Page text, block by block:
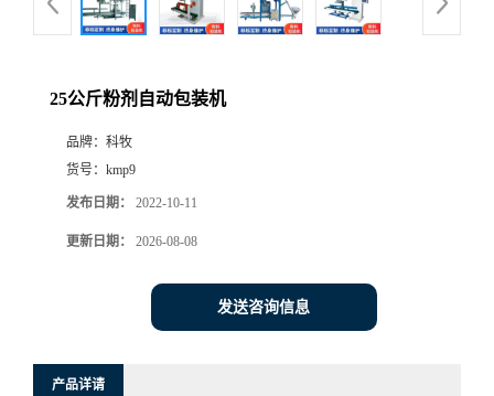
25公斤粉剂自动包装机
品牌： 科牧
货号： kmp9
发布日期： 2022-10-11
更新日期： 2026-08-08
发送咨询信息
产品详请